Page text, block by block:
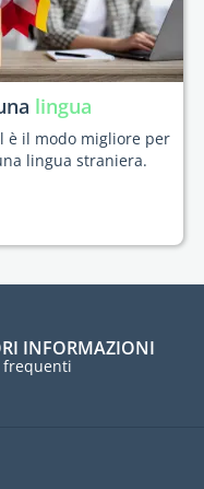
lingua
è il modo migliore per
lingua straniera.
INFORMAZIONI
frequenti